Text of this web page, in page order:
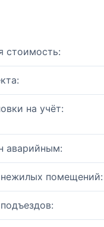
стоимость:
на учёт:
аварийным:
нежилых помещений: